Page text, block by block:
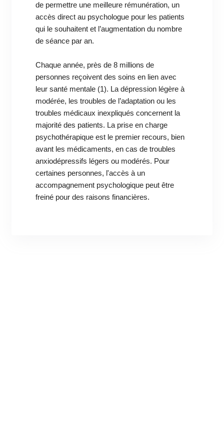
de permettre une meilleure rémunération, un
accès direct au psychologue pour les patients
qui le souhaitent et l’augmentation du nombre
de séance par an.
Chaque année, près de 8 millions de
personnes reçoivent des soins en lien avec
leur santé mentale (1). La dépression légère à
modérée, les troubles de l’adaptation ou les
troubles médicaux inexpliqués concernent la
majorité des patients. La prise en charge
psychothérapique est le premier recours, bien
avant les médicaments, en cas de troubles
anxiodépressifs légers ou modérés. Pour
certaines personnes, l'accès à un
accompagnement psychologique peut être
freiné pour des raisons financières.